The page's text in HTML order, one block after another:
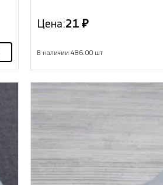
Цена:21 ₽
В наличии 486.00 шт